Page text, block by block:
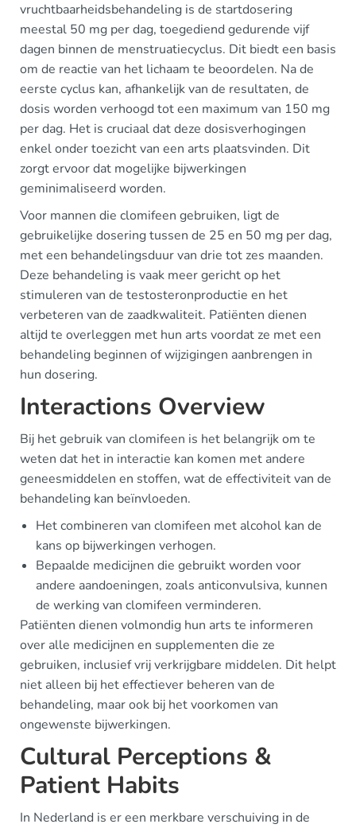
vruchtbaarheidsbehandeling is de startdosering
meestal 50 mg per dag, toegediend gedurende vijf
dagen binnen de menstruatiecyclus. Dit biedt een basis
om de reactie van het lichaam te beoordelen. Na de
eerste cyclus kan, afhankelijk van de resultaten, de
dosis worden verhoogd tot een maximum van 150 mg
per dag. Het is cruciaal dat deze dosisverhogingen
enkel onder toezicht van een arts plaatsvinden. Dit
zorgt ervoor dat mogelijke bijwerkingen
geminimaliseerd worden.
Voor mannen die clomifeen gebruiken, ligt de
gebruikelijke dosering tussen de 25 en 50 mg per dag,
met een behandelingsduur van drie tot zes maanden.
Deze behandeling is vaak meer gericht op het
stimuleren van de testosteronproductie en het
verbeteren van de zaadkwaliteit. Patiënten dienen
altijd te overleggen met hun arts voordat ze met een
behandeling beginnen of wijzigingen aanbrengen in
hun dosering.
Interactions Overview
Bij het gebruik van clomifeen is het belangrijk om te
weten dat het in interactie kan komen met andere
geneesmiddelen en stoffen, wat de effectiviteit van de
behandeling kan beïnvloeden.
Het combineren van clomifeen met alcohol kan de
kans op bijwerkingen verhogen.
Bepaalde medicijnen die gebruikt worden voor
andere aandoeningen, zoals anticonvulsiva, kunnen
de werking van clomifeen verminderen.
Patiënten dienen volmondig hun arts te informeren
over alle medicijnen en supplementen die ze
gebruiken, inclusief vrij verkrijgbare middelen. Dit helpt
niet alleen bij het effectiever beheren van de
behandeling, maar ook bij het voorkomen van
ongewenste bijwerkingen.
Cultural Perceptions &
Patient Habits
In Nederland is er een merkbare verschuiving in de